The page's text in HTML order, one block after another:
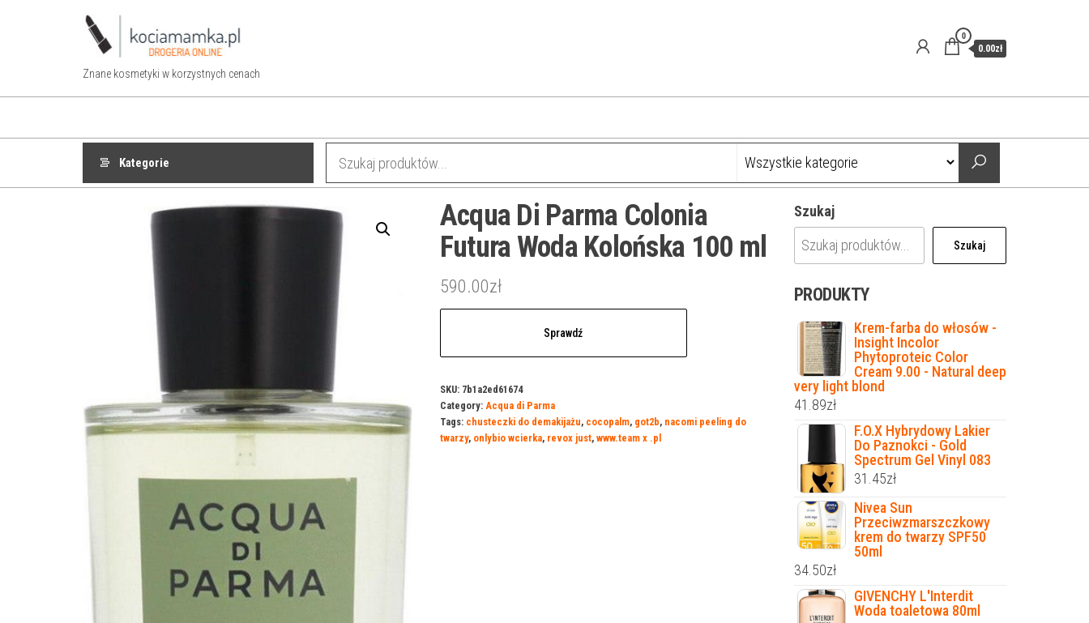
Znane kosmetyki w korzystnych cenach
0
0.00zł
Kategorie
Acqua Di Parma Colonia
Futura Woda Kolońska 100 ml
590.00zł
Sprawdź
SKU: 7b1a2ed61674
Category: Acqua di Parma
Tags: chusteczki do demakijażu, cocopalm, got2b, nacomi peeling do
twarzy, onlybio wcierka, revox just, www.team x .pl
Szukaj
Szukaj
PRODUKTY
Krem-farba do włosów -
Insight Incolor
Phytoproteic Color
Cream 9.00 - Natural deep
very light blond
41.89zł
F.O.X Hybrydowy Lakier
Do Paznokci - Gold
Spectrum Gel Vinyl 083
31.45zł
Nivea Sun
Przeciwzmarszczkowy
krem do twarzy SPF50
50ml
34.50zł
GIVENCHY L'Interdit
Woda toaletowa 80ml